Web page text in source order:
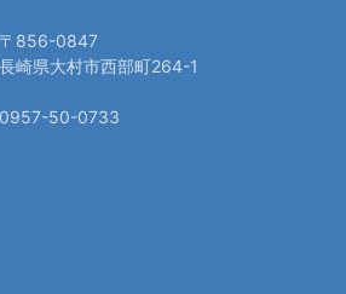
〒856-0847
長崎県大村市西部町264-1
0957-50-0733